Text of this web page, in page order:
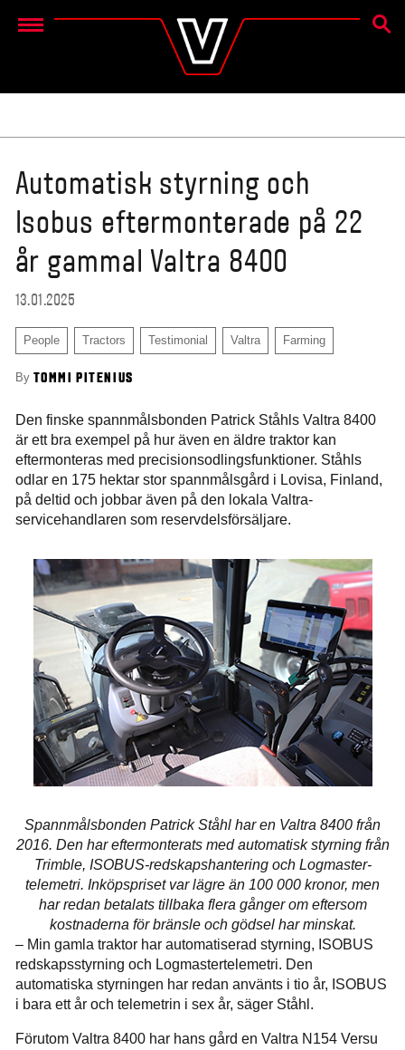
Menu
Automatisk styrning och
Isobus eftermonterade på 22
år gammal Valtra 8400
13.01.2025
People Tractors Testimonial Valtra Farming
By TOMMI PITENIUS
Den finske spannmålsbonden Patrick Ståhls Valtra 8400
är ett bra exempel på hur även en äldre traktor kan
eftermonteras med precisionsodlingsfunktioner. Ståhls
odlar en 175 hektar stor spannmålsgård i Lovisa, Finland,
på deltid och jobbar även på den lokala Valtra-
servicehandlaren som reservdelsförsäljare.
Spannmålsbonden Patrick Ståhl har en Valtra 8400 från
2016. Den har eftermonterats med automatisk styrning från
Trimble, ISOBUS-redskapshantering och Logmaster-
telemetri. Inköpspriset var lägre än 100 000 kronor, men
har redan betalats tillbaka flera gånger om eftersom
kostnaderna för bränsle och gödsel har minskat.
– Min gamla traktor har automatiserad styrning, ISOBUS
redskapsstyrning och Logmastertelemetri. Den
automatiska styrningen har redan använts i tio år, ISOBUS
i bara ett år och telemetrin i sex år, säger Ståhl.
Förutom Valtra 8400 har hans gård en Valtra N154 Versu